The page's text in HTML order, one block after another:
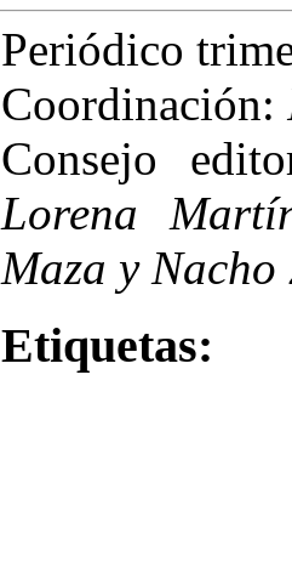
Periódico
Coordinación:
Consejo
Lorena
Maza y Nacho
Etiquetas: